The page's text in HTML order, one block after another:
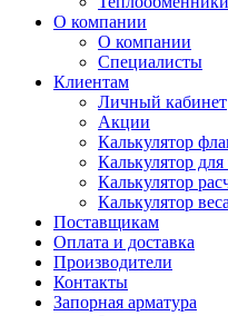
О компании
О компании
Специалисты
Клиентам
Личный кабинет
Акции
Калькулятор
Калькулятор для
Калькулятор
Калькулятор
Поставщикам
Оплата и доставка
Производители
Контакты
Запорная арматура